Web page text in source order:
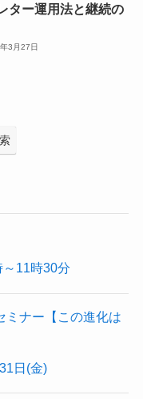
ター運用法と継続の
3月27日
11時30分
ミナー【この進化は
日(金)